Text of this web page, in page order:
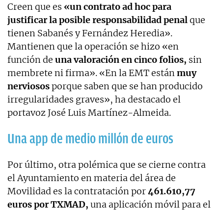
Creen que es «un contrato ad hoc para
justificar la posible responsabilidad penalque
tienen Sabanés y Fernández Heredia».
Mantienen que la operación se hizo «en
función de una valoración en cinco folios, sin
membrete ni firma». «En la EMT estánmuy
nerviososporque saben que se han producido
irregularidades graves», ha destacado el
portavoz José Luis Martínez-Almeida.
Una app de medio millón de euros
Por último, otra polémica que se cierne contra
el Ayuntamiento en materia del área de
Movilidad es la contratación por461.610,77
euros por TXMAD, una aplicación móvil para el